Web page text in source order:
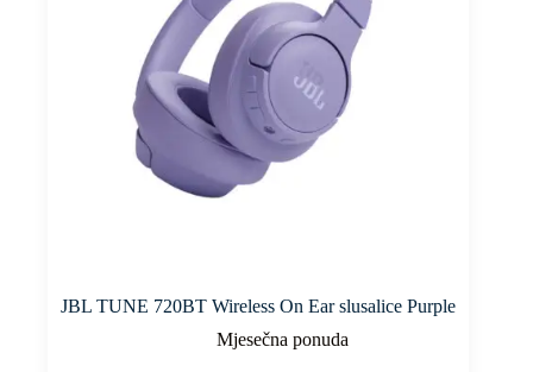
JBL TUNE 720BT Wireless On Ear slusalice Purple
Mjesečna ponuda